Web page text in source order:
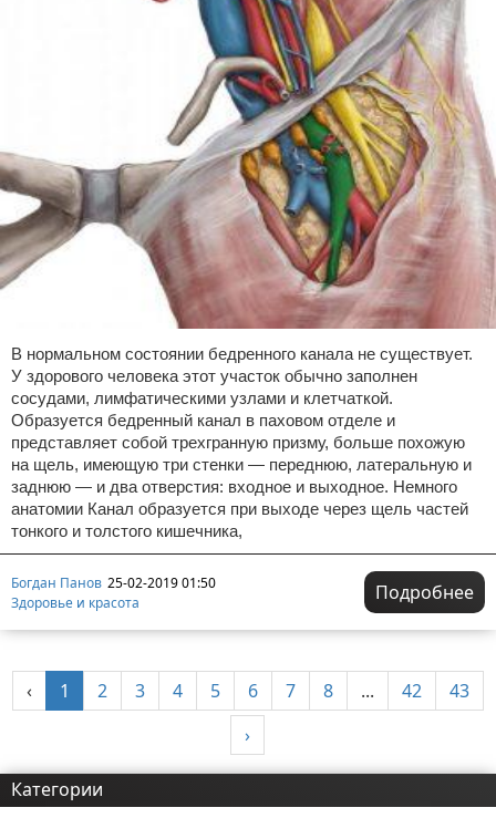
В нормальном состоянии бедренного канала не существует.
У здорового человека этот участок обычно заполнен
сосудами, лимфатическими узлами и клетчаткой.
Образуется бедренный канал в паховом отделе и
представляет собой трехгранную призму, больше похожую
на щель, имеющую три стенки — переднюю, латеральную и
заднюю — и два отверстия: входное и выходное. Немного
анатомии Канал образуется при выходе через щель частей
тонкого и толстого кишечника,
Богдан Панов 25-02-2019 01:50
Здоровье и красота
Подробнее
‹ 1 2 3 4 5 6 7 8 ... 42
43
›
Категории